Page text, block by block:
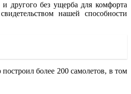
другого без ущерба для комфорта
нашей способности
более 200 самолетов, в том